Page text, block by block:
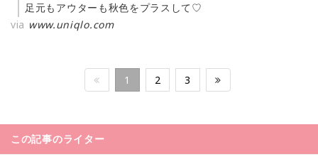
足元もアウターも秋色をプラスして♡
via www.uniqlo.com
1 2 3
この記事のライター